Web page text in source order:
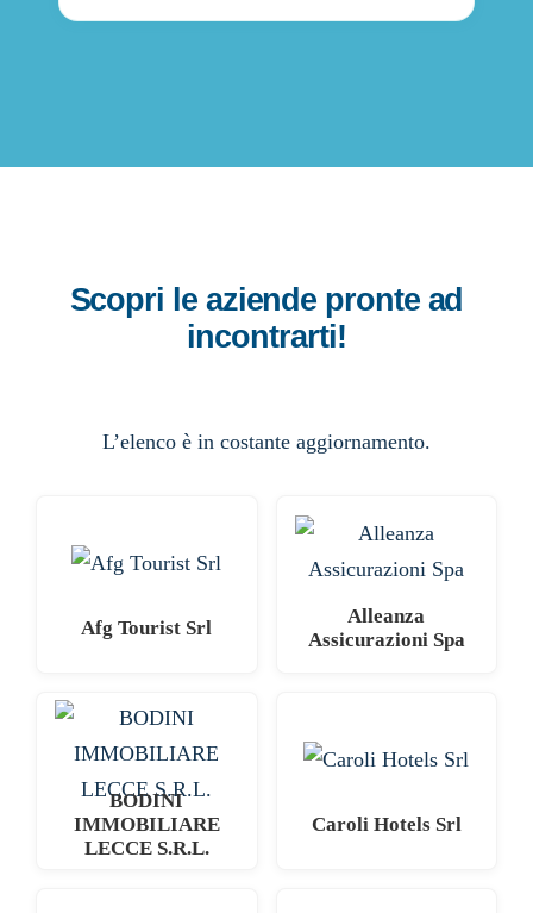
Scopri le aziende pronte ad
incontrarti!
L’elenco è in costante aggiornamento.
Afg Tourist Srl
Alleanza
Assicurazioni Spa
BODINI
IMMOBILIARE
LECCE S.R.L.
Caroli Hotels Srl